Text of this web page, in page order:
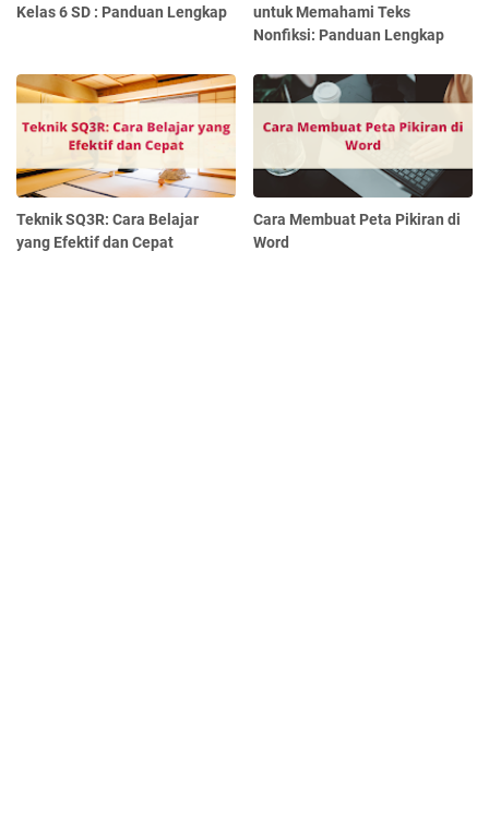
Kelas 6 SD : Panduan Lengkap
untuk Memahami Teks
Nonfiksi: Panduan Lengkap
Teknik SQ3R: Cara Belajar
yang Efektif dan Cepat
Cara Membuat Peta Pikiran di
Word